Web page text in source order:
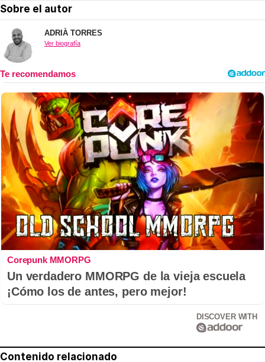
Sobre el autor
ADRIÀ TORRES
Ver biografía
Corepunk MMORPG
Un verdadero MMORPG de la vieja escuela
¡Cómo los de antes, pero mejor!
DISCOVER WITH
Contenido relacionado